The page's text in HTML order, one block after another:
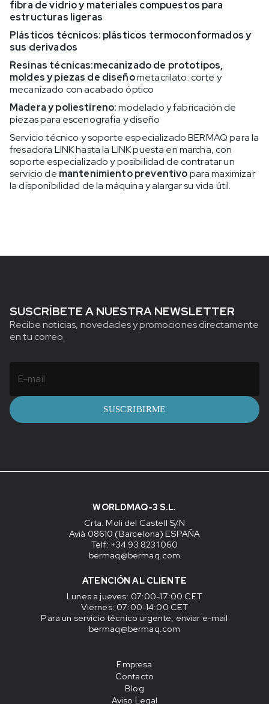
fibra de vidrio y materiales compuestos para
estructuras ligeras
Plásticos técnicos: plásticos termoconformados y
sus derivados
Resinas técnicas:mecanizado de prototipos,
moldes y piezas de diseñometacrilato: corte y
mecanizado con acabado óptico
Madera y poliestireno:modelado y fabricación de
piezas para escenografía y diseño
Servicio técnico y soporte especializado BERMAQ para la
fresadora LINK hasta la LINK puesta en marcha, con
soporte especializado y posibilidad de contratar un
servicio de mantenimiento preventivopara maximizar
la disponibilidad de la máquina y alargar su vida útil.
SUSCRÍBETE A NUESTRA NEWSLETTER
Recibe noticias, novedades y promociones directamente
en tu correo.
SUSCRIBIRME
WORLDMAQ-3 S.L.
Crta. Moli del Castell S/N
Avià 08610 (Barcelona) ESPAÑA
Telf: +34 93 823 1060
bermaq@bermaq.com
ATENCIÓN AL CLIENTE
Lunes a jueves: 07:00-17:00 CET
Viernes: 07:00-14:00 CET
Para un servicio técnico urgente, enviar e-mail
bermaq@bermaq.com
Empresa
Contacto
Blog
Aviso Legal